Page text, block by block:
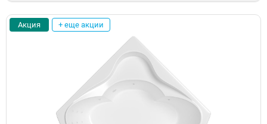
Акция + еще акции